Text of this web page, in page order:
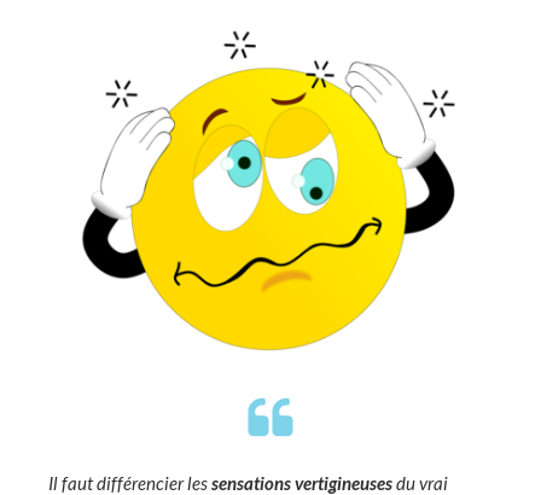
Il faut différencier lessensations vertigineusesdu vrai